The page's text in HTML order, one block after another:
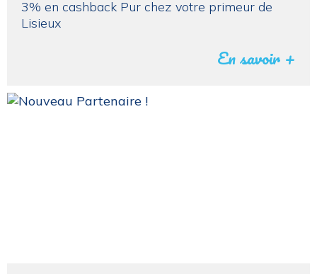
3% en cashback Pur chez votre primeur de
Lisieux
En savoir +